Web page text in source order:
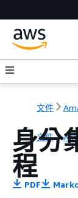
文件
文件
身分
程
PDF